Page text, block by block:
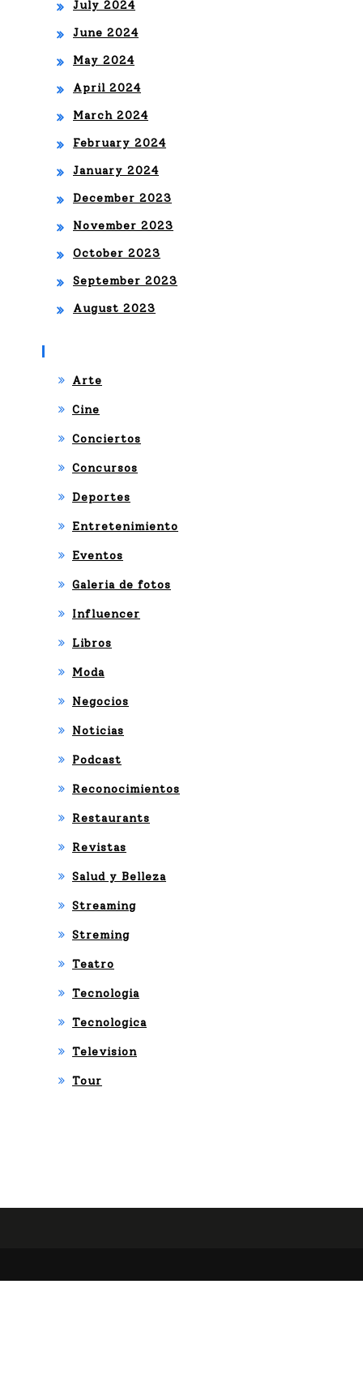
July 2024
June 2024
May 2024
April 2024
March 2024
February 2024
January 2024
December 2023
November 2023
October 2023
September 2023
August 2023
Arte
Cine
Conciertos
Concursos
Deportes
Entretenimiento
Eventos
Galeria de fotos
Influencer
Libros
Moda
Negocios
Noticias
Podcast
Reconocimientos
Restaurants
Revistas
Salud y Belleza
Streaming
Streming
Teatro
Tecnologia
Tecnologica
Television
Tour